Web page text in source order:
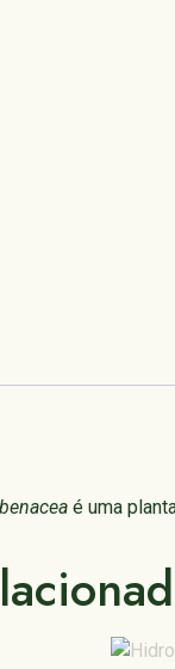
é uma